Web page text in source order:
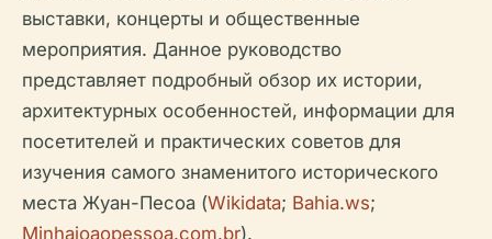
выставки, концерты и общественные
мероприятия. Данное руководство
представляет подробный обзор их истории,
архитектурных особенностей, информации для
посетителей и практических советов для
изучения самого знаменитого исторического
места Жуан-Песоа (Wikidata; Bahia.ws;
Minhajoaopessoa.com.br).